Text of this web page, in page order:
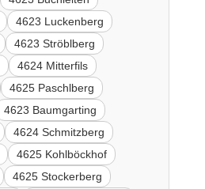
4623 Luckenberg
4623 Ströblberg
4624 Mitterfils
4625 Paschlberg
4623 Baumgarting
4624 Schmitzberg
4625 Kohlböckhof
4625 Stockerberg